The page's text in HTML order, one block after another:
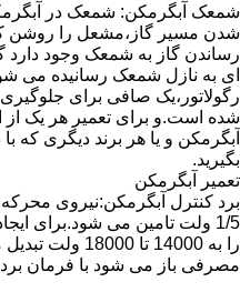
شمعک آبگرمکن: شمعک در
شدن مسیر گاز،مشعل را روشن
رساندن گاز به شمعک وجود دارد
ای به نازل شمعک رسانیده می
رگولاتور،یک صافی برای
شده است.و برای تعمیر هر یک از
آبگرمکن و یا هر برند دیگری که
بگیرید.
تعمیر آبگرمکن
برد کنترل آبگرمکن:نیروی محرکه
را به 14000 تا
مصرفی باز می شود با فرمان برد